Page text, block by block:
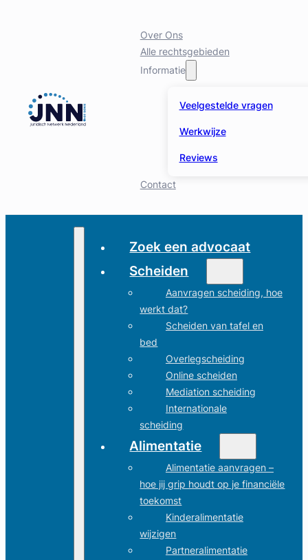
Over Ons
Alle rechtsgebieden
Informatie
Veelgestelde vragen
Werkwijze
Reviews
Contact
Zoek een advocaat
Scheiden
Aanvragen scheiding, hoe
werkt dat?
Scheiden van tafel en
bed
Overlegscheiding
Online scheiden
Mediation scheiding
Internationale
scheiding
Alimentatie
Alimentatie aanvragen –
hoe jij grip houdt op je financiële
toekomst
Kinderalimentatie
wijzigen
Partneralimentatie